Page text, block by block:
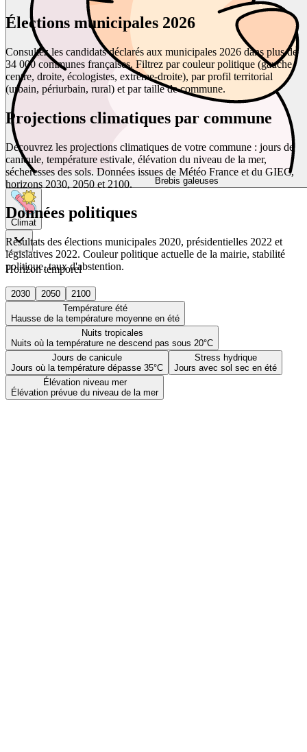
Brebis galeuses
Climat
Horizon temporel
2030 2050
2100
Température été
Hausse de la température moyenne en été
Nuits tropicales
Nuits où la température ne descend pas sous 20°C
Jours de canicule
Jours où la température dépasse 35°C
Stress hydrique
Jours avec sol sec en été
Élévation niveau mer
Élévation prévue du niveau de la mer
Élections municipales 2026
Consultez les candidats déclarés aux municipales 2026 dans plus de
34 000 communes françaises. Filtrez par couleur politique (gauche,
centre, droite, écologistes, extrême-droite), par profil territorial
(urbain, périurbain, rural) et par taille de commune.
Projections climatiques par commune
Découvrez les projections climatiques de votre commune : jours de
canicule, température estivale, élévation du niveau de la mer,
sécheresses des sols. Données issues de Météo France et du GIEC,
horizons 2030, 2050 et 2100.
Données politiques
Résultats des élections municipales 2020, présidentielles 2022 et
législatives 2022. Couleur politique actuelle de la mairie, stabilité
politique, taux d'abstention.